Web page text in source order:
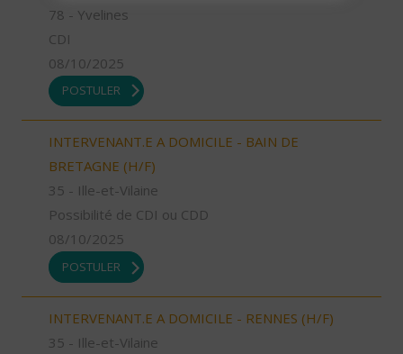
78 - Yvelines
CDI
08/10/2025
POSTULER
INTERVENANT.E A DOMICILE - BAIN DE
BRETAGNE (H/F)
35 - Ille-et-Vilaine
Possibilité de CDI ou CDD
08/10/2025
POSTULER
INTERVENANT.E A DOMICILE - RENNES (H/F)
35 - Ille-et-Vilaine